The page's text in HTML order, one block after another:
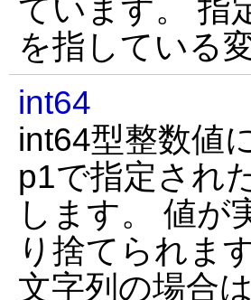
ています。 指
を指している
int64
int64型整数値
p1で指定され
します。 値が
り捨てられま
文字列の場合